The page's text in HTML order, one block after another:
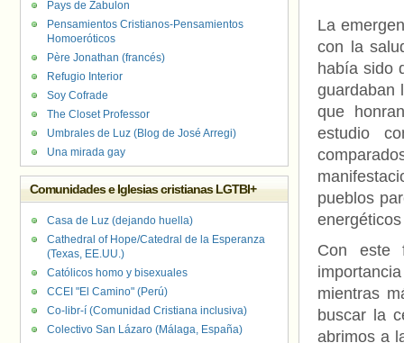
La
con la
había sido
guardaban
que
estudio
pueblos
Con este
mientras
buscar la
abrimos a
Pays de Zabulon
Pensamientos Cristianos-Pensamientos
Homoeróticos
Père Jonathan (francés)
Refugio Interior
Soy Cofrade
The Closet Professor
Umbrales de Luz (Blog de José Arregi)
Una mirada gay
Comunidades e Iglesias cristianas LGTBI+
Casa de Luz (dejando huella)
Cathedral of Hope/Catedral de la Esperanza
(Texas, EE.UU.)
Católicos homo y bisexuales
CCEI "El Camino" (Perú)
Co-libr-í (Comunidad Cristiana inclusiva)
Colectivo San Lázaro (Málaga, España)